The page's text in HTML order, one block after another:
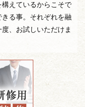
構えているからこそで
る事。それぞれを融
、お試しいただけま